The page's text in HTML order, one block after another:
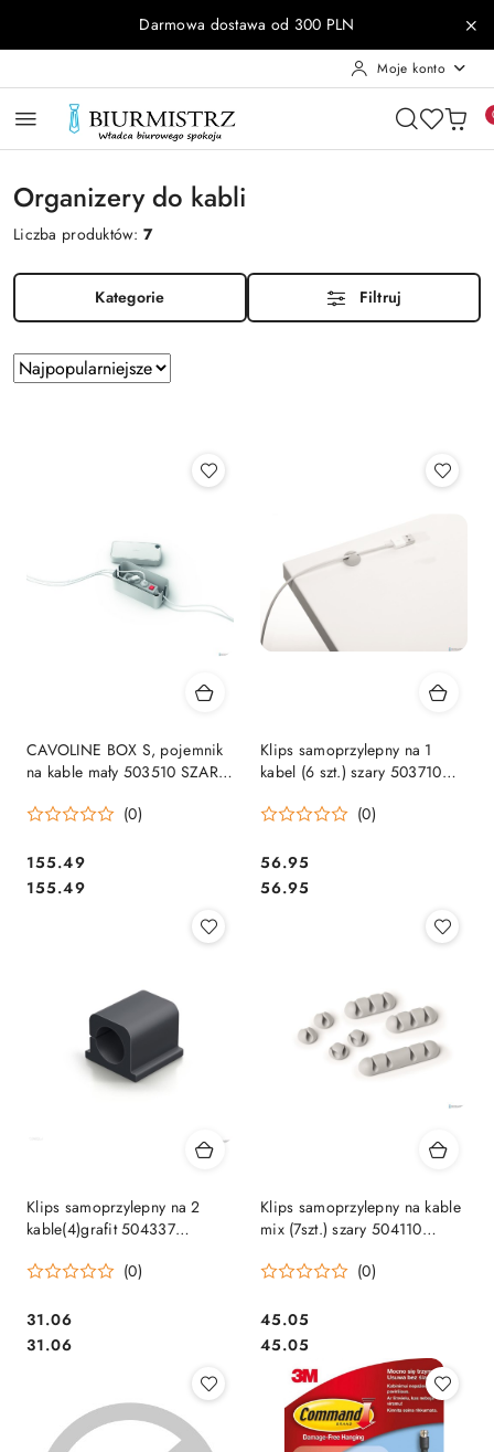
Przejdź do treści głównej
Przejdź do wyszukiwarki
Przejdź do moje konto
Przejdź do menu głównego
Przejdź do stopkiDarmowa dostawa od 300 PLN
Moje konto
Organizery do kabli
Liczba produktów:7
Kategorie Filtruj
Zastosowano
sortowanie:
Sortuj
według
CAVOLINE BOX S, pojemnik
na kable mały 503510 SZARY
(0)
Cena:
155.49
Cena:
155.49
Klips samoprzylepny na 1
kabel (6 szt.) szary 503710
(0)
Cena:
56.95
Cena:
56.95
Klips samoprzylepny na 2
kable(4)grafit 504337
DURABLE
(0)
Cena:
31.06
Cena:
31.06
Klips samoprzylepny na kable
mix (7szt.) szary 504110
(0)
Cena:
45.05
Cena:
45.05